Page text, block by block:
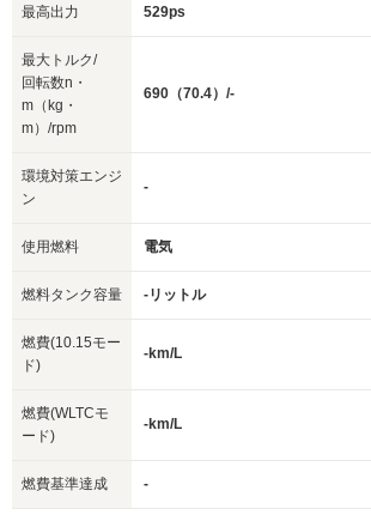
最高出力 529ps
最大トルク/
回転数n・
m（kg・
m）/rpm
690（70.4）/-
環境対策エンジ
ン
-
使用燃料 電気
燃料タンク容量 -リットル
燃費(10.15モー
ド)
-km/L
燃費(WLTCモ
ード)
-km/L
燃費基準達成 -